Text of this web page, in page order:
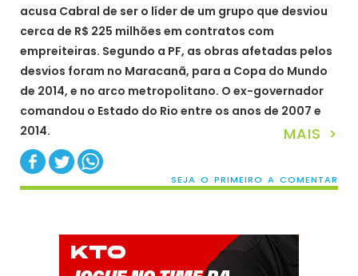
acusa Cabral de ser o líder de um grupo que desviou
cerca de R$ 225 milhões em contratos com
empreiteiras. Segundo a PF, as obras afetadas pelos
desvios foram no Maracanã, para a Copa do Mundo
de 2014, e no arco metropolitano. O ex-governador
comandou o Estado do Rio entre os anos de 2007 e
2014.
MAIS >
SEJA O PRIMEIRO A COMENTAR